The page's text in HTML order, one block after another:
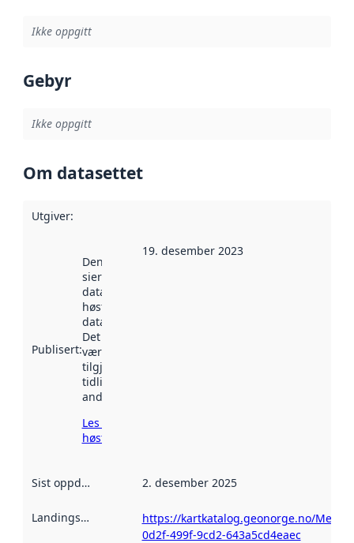
Ikke oppgitt
Gebyr
Ikke oppgitt
Om datasettet
Utgiver:
Publisert:
Denne datoen
sier når
datasettet ble
høstet av
data.norge.no.
Det kan ha
vært
tilgjengelig
tidligere
andre steder.
Les mer om
høsting her
19. desember 2023
Sist oppdatert 2. desember 2025
Landingsside
https://kartkatalog.geonorge.no/
0d2f-499f-9cd2-643a5cd4eaec